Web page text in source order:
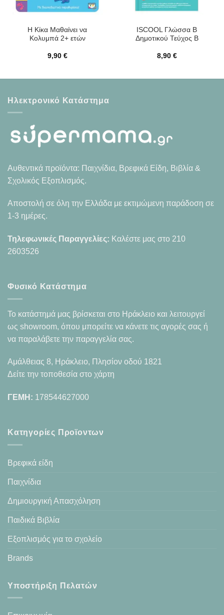
Η Κίκα Μαθαίνει να
Κολυμπά 2+ ετών
9,90 €
ISCOOL Γλώσσα B
Δημοτικού Τεύχος Β
8,90 €
Ηλεκτρονικό Κατάστημα
Αυθεντικά προϊόντα: Παιχνίδια, Βρεφικά Είδη, Βιβλία &
Σχολικός Εξοπλισμός.
Αποστολή σε όλη την Ελλάδα με εκτιμώμενη παράδοση σε
1-3 ημέρες.
Τηλεφωνικές Παραγγελίες: Καλέστε μας στο 210
2603526
Φυσικό Κατάστημα
Το κατάστημά μας βρίσκεται στο Ηράκλειο και λειτουργεί
ως showroom, όπου μπορείτε να κάνετε τις αγορές σας ή
να παραλάβετε την παραγγελία σας.
Αμάλθειας 8, Ηράκλειο, Πλησίον οδού 1821
Δείτε την τοποθεσία στο χάρτη
ΓΕΜΗ: 178544627000
Κατηγορίες Προϊοντων
Βρεφικά είδη
Παιχνίδια
Δημιουργική Απασχόληση
Παιδικά Βιβλία
Εξοπλισμός για το σχολείο
Brands
Υποστήριξη Πελατών